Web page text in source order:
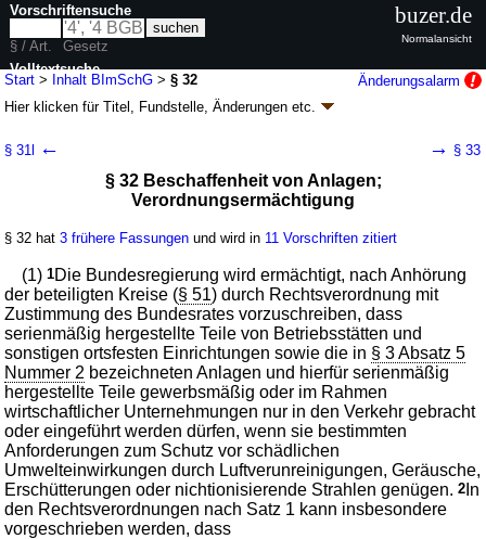
Start > Inhalt BImSchG >§ 32
Änderungsalarm
Hier klicken fürTitel, Fundstelle, Änderungen etc.
(BImSchG)
neugefasst durch B. v. 17.05.2013 BGBl. I S. 1274, 2021 BGBl. I S. 123;
zuletzt geändert durchArtikel 3G. v. 18.06.2026BGBl. 2026 I Nr. 183
60 weitere Fassungen | wird in 847 Vorschriften zitiert
Dritter Teil Beschaffenheit von Anlagen, Stoffen,
Erzeugnissen, Brennstoffen, Treibstoffen und
Schmierstoffen; Treibhausgasminderung bei Kraftstoffen
Erster Abschnitt Beschaffenheit von Anlagen, Stoffen,
Erzeugnissen, Brennstoffen, Treibstoffen und
Schmierstoffen
§ 31l ← → § 33
§ 32 Beschaffenheit von Anlagen;
Verordnungsermächtigung
§ 32 hat3 frühere Fassungen und wird in 11 Vorschriften zitiert
(1)1Die Bundesregierung wird ermächtigt, nach Anhörung
der beteiligten Kreise (§ 51) durch Rechtsverordnung mit
Zustimmung des Bundesrates vorzuschreiben, dass
serienmäßig hergestellte Teile von Betriebsstätten und
sonstigen ortsfesten Einrichtungen sowie die in § 3 Absatz 5
Nummer 2 bezeichneten Anlagen und hierfür serienmäßig
hergestellte Teile gewerbsmäßig oder im Rahmen
wirtschaftlicher Unternehmungen nur in den Verkehr gebracht
oder eingeführt werden dürfen, wenn sie bestimmten
Anforderungen zum Schutz vor schädlichen
Umwelteinwirkungen durch Luftverunreinigungen, Geräusche,
Erschütterungen oder nichtionisierende Strahlen genügen.2 In
den Rechtsverordnungen nach Satz 1 kann insbesondere
vorgeschrieben werden, dass
Vorschriftensuche
§ / Art.
Gesetz
Volltextsuche
nur in BImSchG
buzer.de
Normalansicht